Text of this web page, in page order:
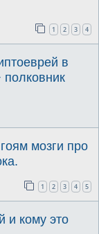
1 2 3 4
в
мозги про
1 2 3 4 5
и кому это